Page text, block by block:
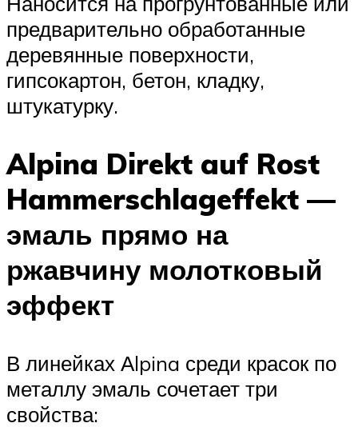
предварительно обработанные
деревянные поверхности,
гипсокартон, бетон, кладку,
штукатурку.
Alpina Direkt auf Rost
Hammerschlageffekt —
эмаль прямо на
ржавчину молотковый
эффект
В линейках Аlpina среди красок по
металлу эмаль сочетает три
свойства: